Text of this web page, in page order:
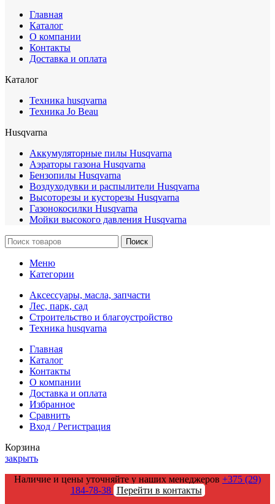
Главная
Каталог
О компании
Контакты
Доставка и оплата
Каталог
Техника husqvarna
Техника Jo Beau
Husqvarna
Аккумуляторные пилы Husqvarna
Аэраторы газона Husqvarna
Бензопилы Husqvarna
Воздуходувки и распылители Husqvarna
Высоторезы и кусторезы Husqvarna
Газонокосилки Husqvarna
Мойки высокого давления Husqvarna
Поиск
Меню
Категории
Аксессуары, масла, запчасти
Лес, парк, сад
Строительство и благоустройство
Техника husqvarna
Главная
Каталог
Контакты
О компании
Доставка и оплата
Избранное
Сравнить
Вход / Регистрация
Корзина
закрыть
Наличие и цены уточняйте у наших менеджеров +375 (29)
184-78-38 Перейти в контакты